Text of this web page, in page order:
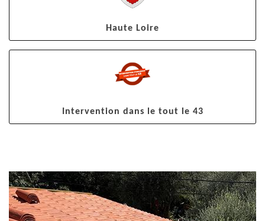
Haute Loire
Intervention dans le tout le 43